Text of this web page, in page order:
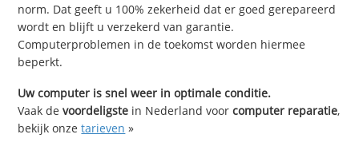
norm. Dat geeft u 100% zekerheid dat er goed gerepareerd
wordt en blijft u verzekerd van garantie.
Computerproblemen in de toekomst worden hiermee
beperkt.
Uw computer is snel weer in optimale conditie.
Vaak devoordeligste in Nederland voorcomputer reparatie,
bekijk onzetarieven »